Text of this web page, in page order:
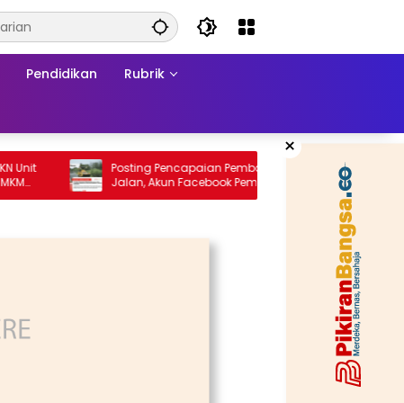
Pendidikan Rubrik
×
Posting Pencapaian Pembangunan
Jalan, Akun Facebook Pemerintah
Kabupaten Rembang “Dirujak” Warganet